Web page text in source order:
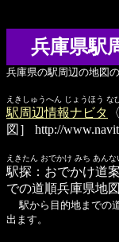
兵庫県駅
兵庫県の駅周辺の地図
えきしゅうへん じょうほう な
駅周辺情報ナビタ 〈
図］
http://
えきたん おでかけ みち あんな
駅探：おでかけ道
での道順兵庫県地図
駅から目的地までの
出ます。